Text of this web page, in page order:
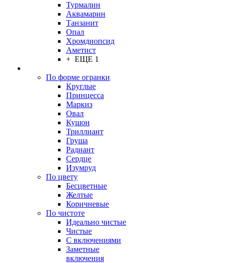
Турмалин
Аквамарин
Танзанит
Опал
Хромдиопсид
Аметист
+ ЕЩЕ 1
По форме огранки
Круглые
Принцесса
Маркиз
Овал
Кушон
Триллиант
Груша
Радиант
Сердце
Изумруд
По цвету
Бесцветные
Желтые
Коричневые
По чистоте
Идеально чистые
Чистые
С включениями
Заметные
включения